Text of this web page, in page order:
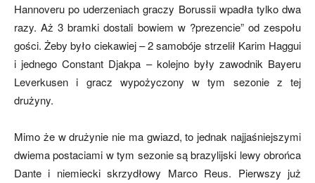
Hannoveru po uderzeniach graczy Borussii wpadła tylko dwa
razy. Aż 3 bramki dostali bowiem w ?prezencie” od zespołu
gości. Żeby było ciekawiej – 2 samobóje strzelił Karim Haggui
i jednego Constant Djakpa – kolejno były zawodnik Bayeru
Leverkusen i gracz wypożyczony w tym sezonie z tej
drużyny.
Mimo że w drużynie nie ma gwiazd, to jednak najjaśniejszymi
dwiema postaciami w tym sezonie są brazylijski lewy obrońca
Dante i niemiecki skrzydłowy Marco Reus. Pierwszy już